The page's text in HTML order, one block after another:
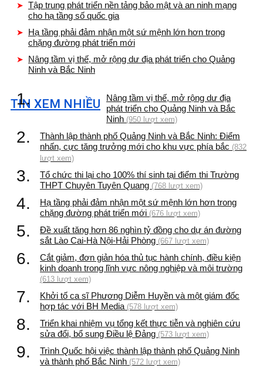
Tập trung phát triển nền tảng bảo mật và an ninh mạng
cho hạ tầng số quốc gia
Hạ tầng phải đảm nhận một sứ mệnh lớn hơn trong
chặng đường phát triển mới
Nâng tầm vị thế, mở rộng dư địa phát triển cho Quảng
Ninh và Bắc Ninh
TIN XEM NHIỀU
1.
Nâng tầm vị thế, mở rộng dư địa
phát triển cho Quảng Ninh và Bắc
Ninh (950 lượt xem)
2.
Thành lập thành phố Quảng Ninh và Bắc Ninh: Điểm
nhấn, cực tăng trưởng mới cho khu vực phía bắc (832
lượt xem)
3.
Tổ chức thi lại cho 100% thí sinh tại điểm thi Trường
THPT Chuyên Tuyên Quang (768 lượt xem)
4.
Hạ tầng phải đảm nhận một sứ mệnh lớn hơn trong
chặng đường phát triển mới (676 lượt xem)
5.
Đề xuất tăng hơn 86 nghìn tỷ đồng cho dự án đường
sắt Lào Cai-Hà Nội-Hải Phòng (667 lượt xem)
6.
Cắt giảm, đơn giản hóa thủ tục hành chính, điều kiện
kinh doanh trong lĩnh vực nông nghiệp và môi trường
(613 lượt xem)
7.
Khởi tố ca sĩ Phương Diễm Huyền và một giám đốc
hợp tác với BH Media (578 lượt xem)
8.
Triển khai nhiệm vụ tổng kết thực tiễn và nghiên cứu
sửa đổi, bổ sung Điều lệ Đảng (573 lượt xem)
9.
Trình Quốc hội việc thành lập thành phố Quảng Ninh
và thành phố Bắc Ninh (572 lượt xem)